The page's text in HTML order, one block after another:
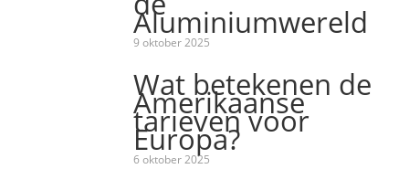
Aluminiumwereld
9 oktober 2025
Wat betekenen de
Amerikaanse
tarieven voor
Europa?
6 oktober 2025